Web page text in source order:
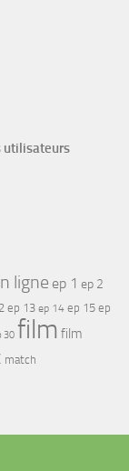
utilisateurs
ligne ep 1 ep 2
ep 13 ep 14 ep 15 ep
30 film film
match